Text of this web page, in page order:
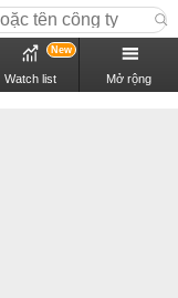
Watch list
New
Mở rộng